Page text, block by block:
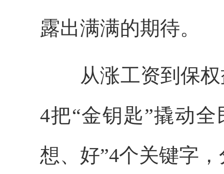
露出满满的期待。
从涨工资到保权
4把“金钥匙”撬动
想、好”4个关键字